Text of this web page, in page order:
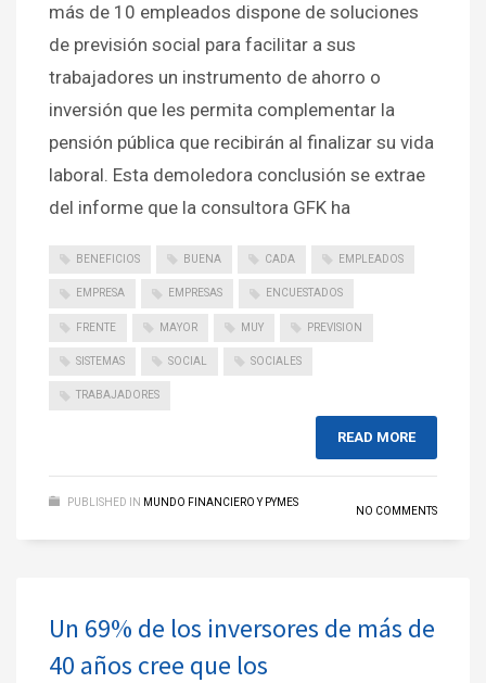
más de 10 empleados dispone de soluciones
de previsión social para facilitar a sus
trabajadores un instrumento de ahorro o
inversión que les permita complementar la
pensión pública que recibirán al finalizar su vida
laboral. Esta demoledora conclusión se extrae
del informe que la consultora GFK ha
BENEFICIOS BUENA CADA EMPLEADOS
EMPRESA EMPRESAS ENCUESTADOS
FRENTE MAYOR MUY PREVISION
SISTEMAS SOCIAL SOCIALES
TRABAJADORES
READ MORE
PUBLISHED IN MUNDO FINANCIERO Y PYMES
NO COMMENTS
Un 69% de los inversores de más de
40 años cree que los